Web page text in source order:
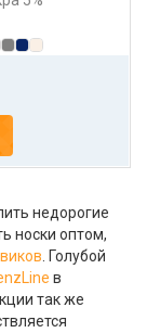
недорогие
носки оптом,
. Голубой
в
так же